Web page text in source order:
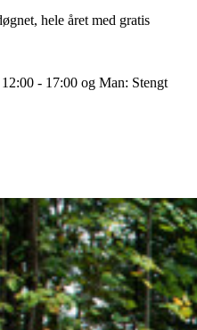
hele året med gratis
- 17:00 og Man: Stengt